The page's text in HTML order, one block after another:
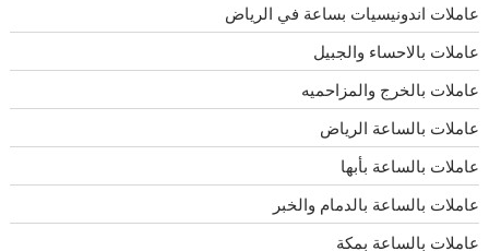
عاملات اندونيسيات بساعة في الرياض
عاملات بالاحساء والجبيل
عاملات بالخرج والمزاحميه
عاملات بالساعة الرياض
عاملات بالساعة بأبها
عاملات بالساعة بالدمام والخبر
عاملات بالساعة بمكة